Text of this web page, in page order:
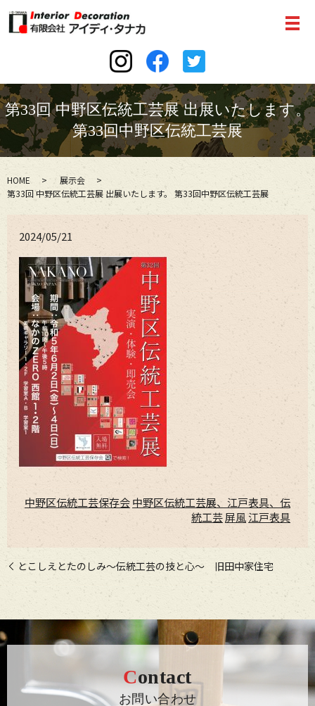
第33回 中野区伝統工芸展 出展いたします。
第33回中野区伝統工芸展
HOME
展示会
第33回 中野区伝統工芸展 出展いたします。 第33回中野区伝統工芸展
2024/05/21
中野区伝統工芸保存会中野区伝統工芸展、江戸表具、伝
統工芸屏風江戸表具
とこしえとたのしみ～伝統工芸の技と心～ 旧田中家住宅
Contact
お問い合わせ